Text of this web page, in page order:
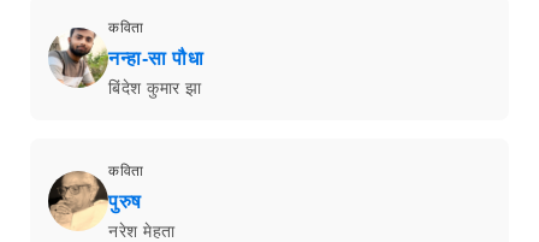
कविता
नन्हा-सा पौधा
बिंदेश कुमार झा
कविता
पुरुष
नरेश मेहता